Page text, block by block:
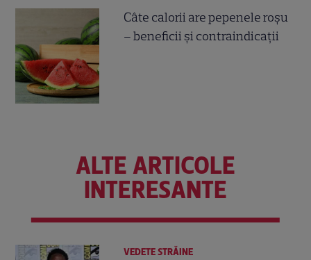
Câte calorii are pepenele roșu
– beneficii și contraindicații
ALTE ARTICOLE
INTERESANTE
VEDETE STRĂINE